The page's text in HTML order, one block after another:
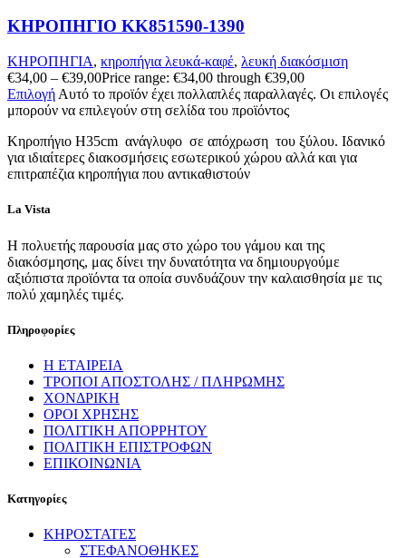
ΚΗΡΟΠΗΓΙΟ KK851590-1390
ΚΗΡΟΠΗΓΙΑ, κηροπήγια λευκά-καφέ, λευκή διακόσμιση
€34,00 – €39,00Price range: €34,00 through €39,00
Επιλογή Αυτό το προϊόν έχει πολλαπλές παραλλαγές. Οι επιλογές
μπορούν να επιλεγούν στη σελίδα του προϊόντος
Κηροπήγιο Η35cm ανάγλυφo σε απόχρωση του ξύλου. Ιδανικό
για ιδιαίτερες διακοσμήσεις εσωτερικού χώρου αλλά και για
επιτραπέζια κηροπήγια που αντικαθιστούν
La Vista
Η πολυετής παρουσία μας στο χώρο του γάμου και της
διακόσμησης, μας δίνει την δυνατότητα να δημιουργούμε
αξιόπιστα προϊόντα τα οποία συνδυάζουν την καλαισθησία με τις
πολύ χαμηλές τιμές.
Πληροφορίες
Η ΕΤΑΙΡΕΙΑ
ΤΡΟΠΟΙ ΑΠΟΣΤΟΛΗΣ / ΠΛΗΡΩΜΗΣ
ΧΟΝΔΡΙΚΗ
ΟΡΟΙ ΧΡΗΣΗΣ
ΠΟΛΙΤΙΚΗ ΑΠΟΡΡΗΤΟΥ
ΠΟΛΙΤΙΚΗ ΕΠΙΣΤΡΟΦΩΝ
ΕΠΙΚΟΙΝΩΝΙΑ
Κατηγορίες
ΚΗΡΟΣΤΑΤΕΣ
ΣΤΕΦΑΝΟΘΗΚΕΣ